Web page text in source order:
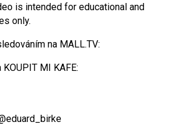
is intended for educational and
only.
na MALL.TV:
MI KAFE: